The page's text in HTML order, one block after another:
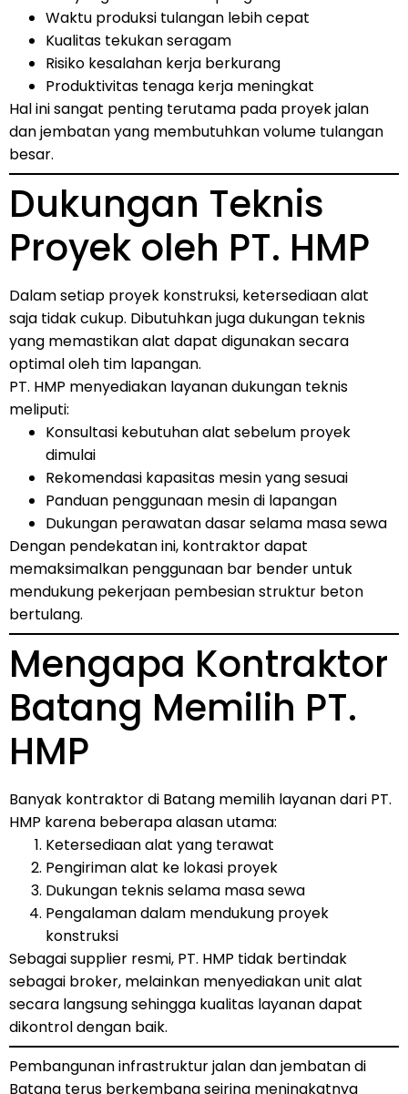
Waktu produksi tulangan lebih cepat
Kualitas tekukan seragam
Risiko kesalahan kerja berkurang
Produktivitas tenaga kerja meningkat
Hal ini sangat penting terutama pada proyek jalan
dan jembatan yang membutuhkan volume tulangan
besar.
Dukungan Teknis
Proyek oleh PT. HMP
Dalam setiap proyek konstruksi, ketersediaan alat
saja tidak cukup. Dibutuhkan juga dukungan teknis
yang memastikan alat dapat digunakan secara
optimal oleh tim lapangan.
PT. HMP menyediakan layanan dukungan teknis
meliputi:
Konsultasi kebutuhan alat sebelum proyek
dimulai
Rekomendasi kapasitas mesin yang sesuai
Panduan penggunaan mesin di lapangan
Dukungan perawatan dasar selama masa sewa
Dengan pendekatan ini, kontraktor dapat
memaksimalkan penggunaan bar bender untuk
mendukung pekerjaan pembesian struktur beton
bertulang.
Mengapa Kontraktor
Batang Memilih PT.
HMP
Banyak kontraktor di Batang memilih layanan dari PT.
HMP karena beberapa alasan utama:
Ketersediaan alat yang terawat
Pengiriman alat ke lokasi proyek
Dukungan teknis selama masa sewa
Pengalaman dalam mendukung proyek
konstruksi
Sebagai supplier resmi, PT. HMP tidak bertindak
sebagai broker, melainkan menyediakan unit alat
secara langsung sehingga kualitas layanan dapat
dikontrol dengan baik.
Pembangunan infrastruktur jalan dan jembatan di
Batang terus berkembang seiring meningkatnya